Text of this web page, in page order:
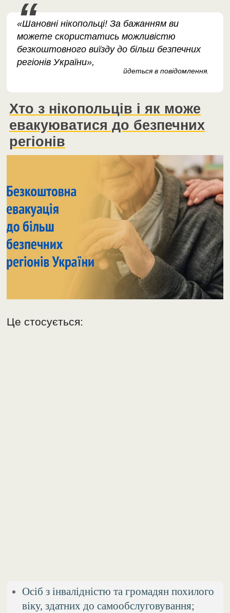
«Шановні нікопольці! За бажанням ви
можете скористатись можливістю
безкоштовного виїзду до більш безпечних
регіонів України»,
йдеться в повідомлення.
Хто з нікопольців і як може
евакуюватися до безпечних
регіонів
Це стосується:
Осіб з інвалідністю та громадян похилого
віку, здатних до самообслуговування;